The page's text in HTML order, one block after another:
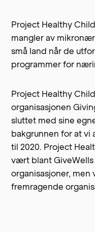
Project Healthy
mangler av
små land når de
programmer for
Project Healthy
organisasjonen
sluttet med sine
bakgrunnen for at vi
til 2020. Project
vært blant
organisasjoner, men
fremragende